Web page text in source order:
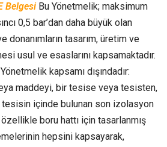
Belgesi Bu Yönetmelik; maksimum
0,5 bar’dan daha büyük olan
donanımların tasarım, üretim ve
usul ve esaslarını kapsamaktadır.
kapsamı dışındadır:
maddeyi, bir tesise veya tesisten,
tesisin içinde bulunan son izolasyon
boru hattı için tasarlanmış
hepsini kapsayarak,